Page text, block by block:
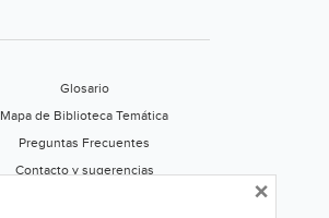
Glosario
Mapa de Biblioteca Temática
Preguntas Frecuentes
Contacto y sugerencias
×